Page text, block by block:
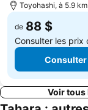
Toyohashi, à 5.9
de 88 $
Consulter les prix
Voir tous